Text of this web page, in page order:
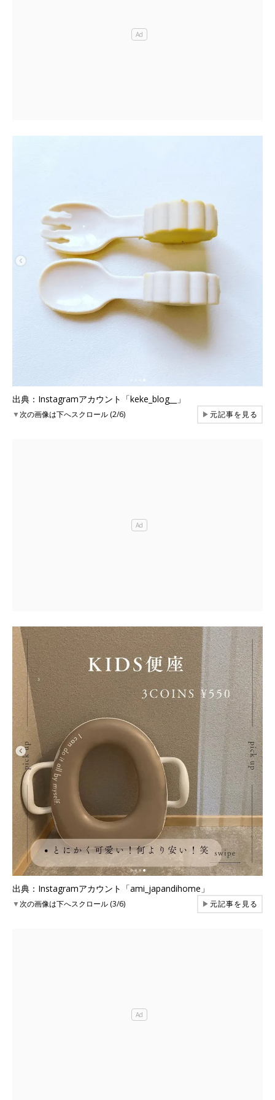
出典：Instagramアカウント「keke_blog__」
▼次の画像は下へスクロール (2/6) ▶元記事を見る
出典：Instagramアカウント「ami_japandihome」
▼次の画像は下へスクロール (3/6) ▶元記事を見る